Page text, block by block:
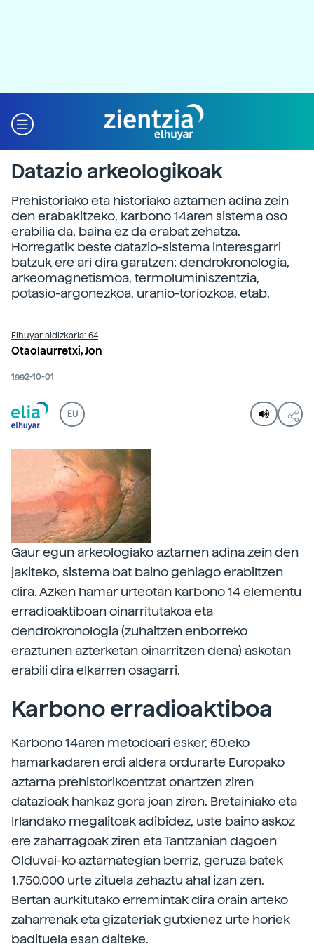
Datazio arkeologikoak
Prehistoriako eta historiako aztarnen adina zein
den erabakitzeko, karbono 14aren sistema oso
erabilia da, baina ez da erabat zehatza.
Horregatik beste datazio-sistema interesgarri
batzuk ere ari dira garatzen: dendrokronologia,
arkeomagnetismoa, termoluminiszentzia,
potasio-argonezkoa, uranio-toriozkoa, etab.
Elhuyar aldizkaria: 64
Otaolaurretxi, Jon
1992-10-01
EU
Gaur egun arkeologiako aztarnen adina zein den
jakiteko, sistema bat baino gehiago erabiltzen
dira. Azken hamar urteotan karbono 14 elementu
erradioaktiboan oinarritutakoa eta
dendrokronologia (zuhaitzen enborreko
eraztunen azterketan oinarritzen dena) askotan
erabili dira elkarren osagarri.
Karbono erradioaktiboa
Karbono 14aren metodoari esker, 60.eko
hamarkadaren erdi aldera ordurarte Europako
aztarna prehistorikoentzat onartzen ziren
datazioak hankaz gora joan ziren. Bretainiako eta
Irlandako megalitoak adibidez, uste baino askoz
ere zaharragoak ziren eta Tantzanian dagoen
Olduvai-ko aztarnategian berriz, geruza batek
1.750.000 urte zituela zehaztu ahal izan zen.
Bertan aurkitutako erremintak dira orain arteko
zaharrenak eta gizateriak gutxienez urte horiek
badituela esan daiteke.